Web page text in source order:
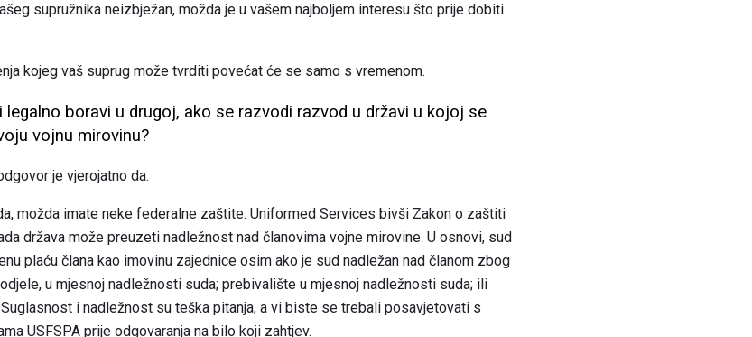
supružnika neizbježan, možda je u vašem najboljem interesu što prije dobiti
kojeg vaš suprug može tvrditi povećat će se samo s vremenom.
legalno boravi u drugoj, ako se razvodi razvod u državi u kojoj se
vojnu mirovinu?
je vjerojatno da.
možda imate neke federalne zaštite. Uniformed Services bivši Zakon o zaštiti
država može preuzeti nadležnost nad članovima vojne mirovine. U osnovi, sud
plaću člana kao imovinu zajednice osim ako je sud nadležan nad članom zbog
u mjesnoj nadležnosti suda; prebivalište u mjesnoj nadležnosti suda; ili
i nadležnost su teška pitanja, a vi biste se trebali posavjetovati s
USFSPA prije odgovaranja na bilo koji zahtjev.